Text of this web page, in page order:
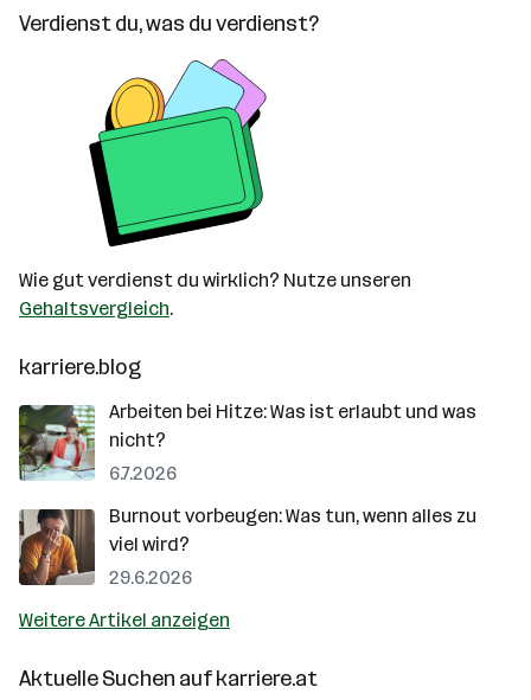
Verdienst du, was du verdienst?
Wie gut verdienst du wirklich? Nutze unseren
Gehaltsvergleich.
karriere.blog
Arbeiten bei Hitze: Was ist erlaubt und was
nicht?
6.7.2026
Burnout vorbeugen: Was tun, wenn alles zu
viel wird?
29.6.2026
Weitere Artikel anzeigen
Aktuelle Suchen aufkarriere.at